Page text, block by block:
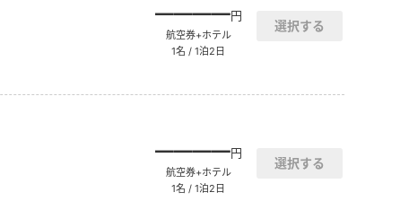
――――円
航空券+ホテル
1名 / 1泊2日
――――円
航空券+ホテル
1名 / 1泊2日